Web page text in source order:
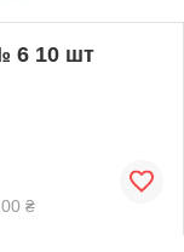
6 10 шт
₴